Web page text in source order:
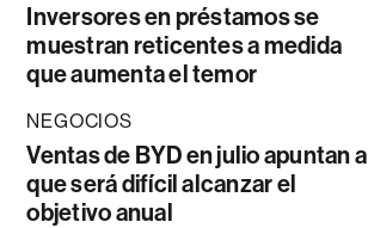
Inversores en préstamos se
muestran reticentes a medida
que aumenta el temor
NEGOCIOS
Ventas de BYD en julio apuntan a
que será difícil alcanzar el
objetivo anual